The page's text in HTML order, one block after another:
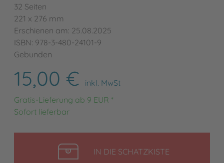
32 Seiten
221 x 276 mm
Erschienen am: 25.08.2025
ISBN: 978-3-480-24101-9
Gebunden
15,00 €
inkl. MwSt
Gratis-Lieferung ab 9 EUR *
Sofort lieferbar
IN DIE SCHATZKISTELEGEN